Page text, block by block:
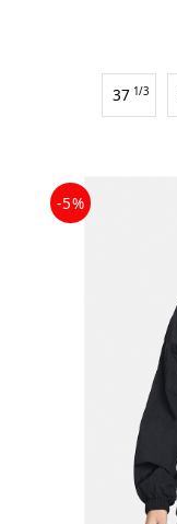
37 1/3
-5%